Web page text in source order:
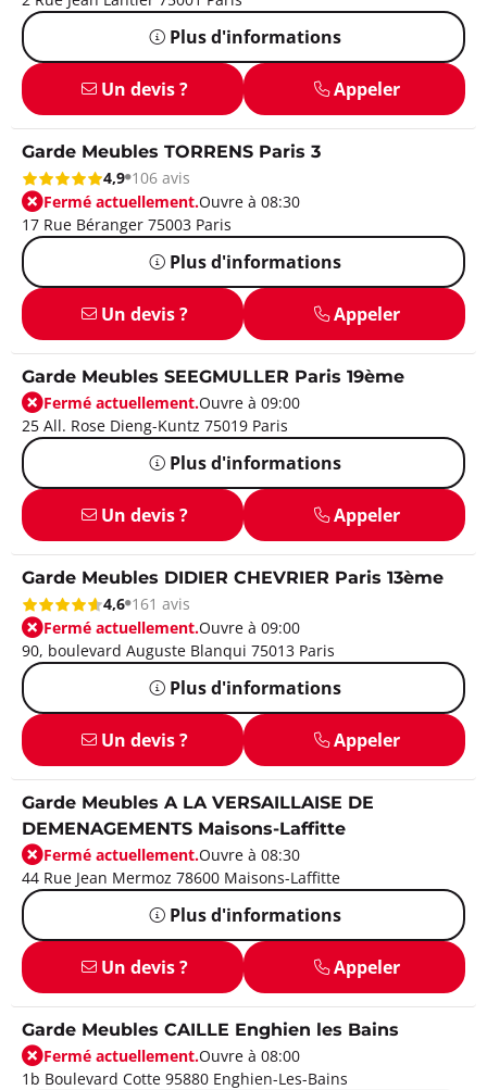
Plus d'informations
Un devis ? Appeler
Garde Meubles TORRENS Paris 3
4,9 106 avis
Fermé actuellement.Ouvre à 08:30
17 Rue Béranger 75003 Paris
Plus d'informations
Un devis ? Appeler
Garde Meubles SEEGMULLER Paris 19ème
Fermé actuellement.Ouvre à 09:00
25 All. Rose Dieng-Kuntz 75019 Paris
Plus d'informations
Un devis ? Appeler
Garde Meubles DIDIER CHEVRIER Paris 13ème
4,6 161 avis
Fermé actuellement.Ouvre à 09:00
90, boulevard Auguste Blanqui 75013 Paris
Plus d'informations
Un devis ? Appeler
Garde Meubles A LA VERSAILLAISE DE
DEMENAGEMENTS Maisons-Laffitte
Fermé actuellement.Ouvre à 08:30
44 Rue Jean Mermoz 78600 Maisons-Laffitte
Plus d'informations
Un devis ? Appeler
Garde Meubles CAILLE Enghien les Bains
Fermé actuellement.Ouvre à 08:00
1b Boulevard Cotte 95880 Enghien-Les-Bains